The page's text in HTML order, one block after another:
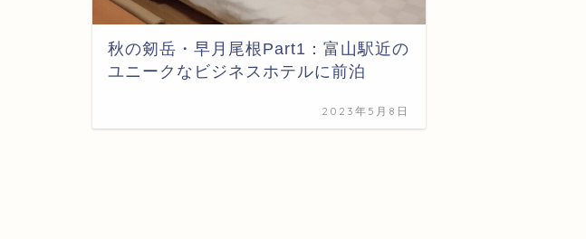
秋の剱岳・早月尾根Part1：富山駅近の
ユニークなビジネスホテルに前泊
2023年5月8日